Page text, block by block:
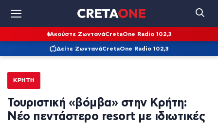
Ακούστε ΖωντανάCretaOne Radio 102,3
Δείτε ΖωντανάCretaOne Radio 102,3
ΚΡΉΤΗ
Τουριστική «βόμβα» στην Κρήτη:
Νέο πεντάστερο resort με ιδιωτικές